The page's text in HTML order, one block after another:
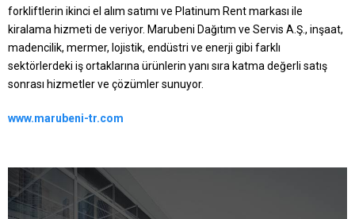
forkliftlerin ikinci el alım satımı ve Platinum Rent markası ile
kiralama hizmeti de veriyor. Marubeni Dağıtım ve Servis A.Ş., inşaat,
madencilik, mermer, lojistik, endüstri ve enerji gibi farklı
sektörlerdeki iş ortaklarına ürünlerin yanı sıra katma değerli satış
sonrası hizmetler ve çözümler sunuyor.
www.marubeni-tr.com